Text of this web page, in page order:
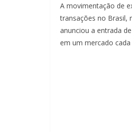
A movimentação de
transações no Brasil,
anunciou a entrada
em um mercado